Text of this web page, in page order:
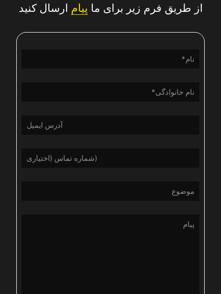
از طریق فرم زیر برای ما پیام ارسال کنید